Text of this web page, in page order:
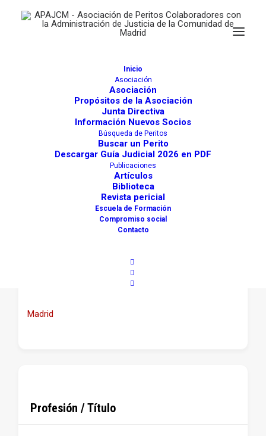
Inicio
Asociación
Asociación
Propósitos de la Asociación
Junta Directiva
Información Nuevos Socios
Búsqueda de Peritos
Buscar un Perito
Descargar Guía Judicial 2026 en PDF
Publicaciones
Artículos
Biblioteca
Revista pericial
Escuela de Formación
Compromiso social
Contacto
PEDRO MONTÓN UTRILLA
Patrimonio Histórico Arquitectónico
Tasadores de Edificaciones Industriales
Madrid
Profesión / Título